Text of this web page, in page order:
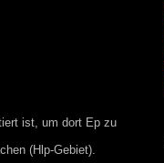
ist, um dort Ep zu
(Hlp-Gebiet).